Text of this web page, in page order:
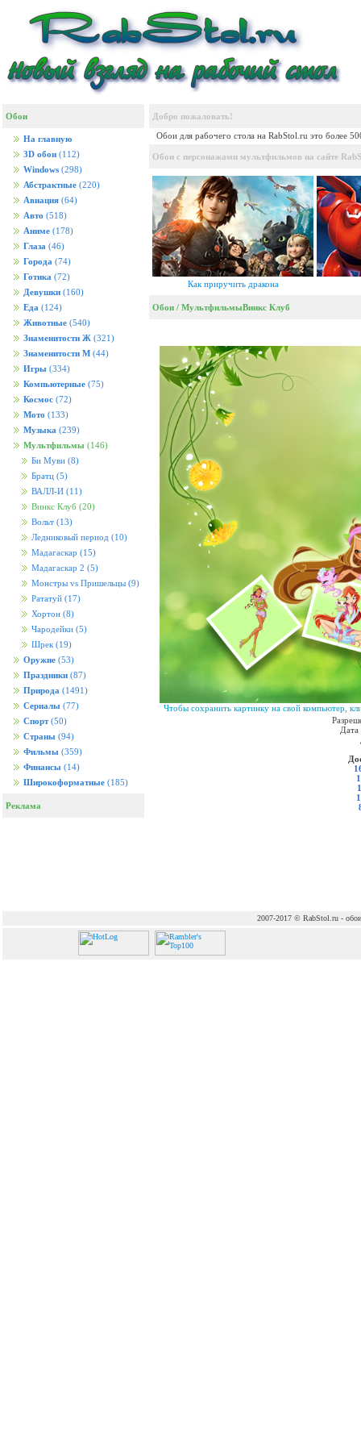
Обои
На главную
3D обои (112)
Windows (298)
Абстрактные (220)
Авиация (64)
Авто (518)
Аниме (178)
Глаза (46)
Города (74)
Готика (72)
Девушки (160)
Еда (124)
Животные (540)
Знаменитости Ж (321)
Знаменитости М (44)
Игры (334)
Компьютерные (75)
Космос (72)
Мото (133)
Музыка (239)
Мультфильмы (146)
Би Муви (8)
Братц (5)
ВАЛЛ-И (11)
Винкс Клуб (20)
Вольт (13)
Ледниковый период (10)
Мадагаскар (15)
Мадагаскар 2 (5)
Монстры vs Пришельцы (9)
Рататуй (17)
Хортон (8)
Чародейки (5)
Шрек (19)
Оружие (53)
Праздники (87)
Природа (1491)
Сериалы (77)
Спорт (50)
Страны (94)
Фильмы (359)
Финансы (14)
Широкоформатные (185)
Реклама
Добро пожаловать!
Обои для рабочего стола на RabStol.ru это более
Обои с персонажами мультфильмов на сайте
Как приручить дракона
Обои / МультфильмыВинкс Клуб
Чтобы сохранить картинку на свой компьютер,
Дата
2007-2017 © RabStol.ru - обои